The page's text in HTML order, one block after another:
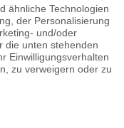
Kinder etc.